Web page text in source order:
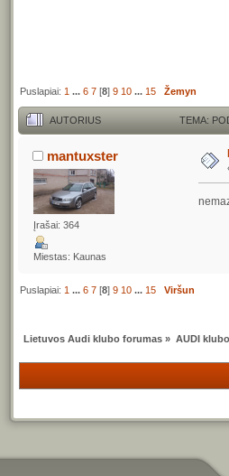
Puslapiai: 1 ...6 7 [8]9 10 ... 15 Žemyn
AUTORIUS TEMA:
mantuxster
Įrašai: 364
Miestas: Kaunas
Puslapiai: 1 ...6 7 [8]9 10 ... 15 Viršun
Lietuvos Audi klubo forumas » AUDI